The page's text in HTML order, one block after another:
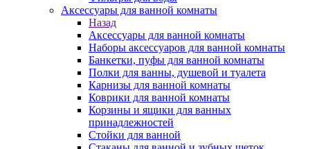
Аксессуары для ванной комнаты
Назад
Аксессуары для ванной комнаты
Наборы аксессуаров для ванной комнаты
Банкетки, пуфы для ванной комнаты
Полки для ванны, душевой и туалета
Карнизы для ванной комнаты
Коврики для ванной комнаты
Корзины и ящики для ванных
принадлежностей
Стойки для ванной